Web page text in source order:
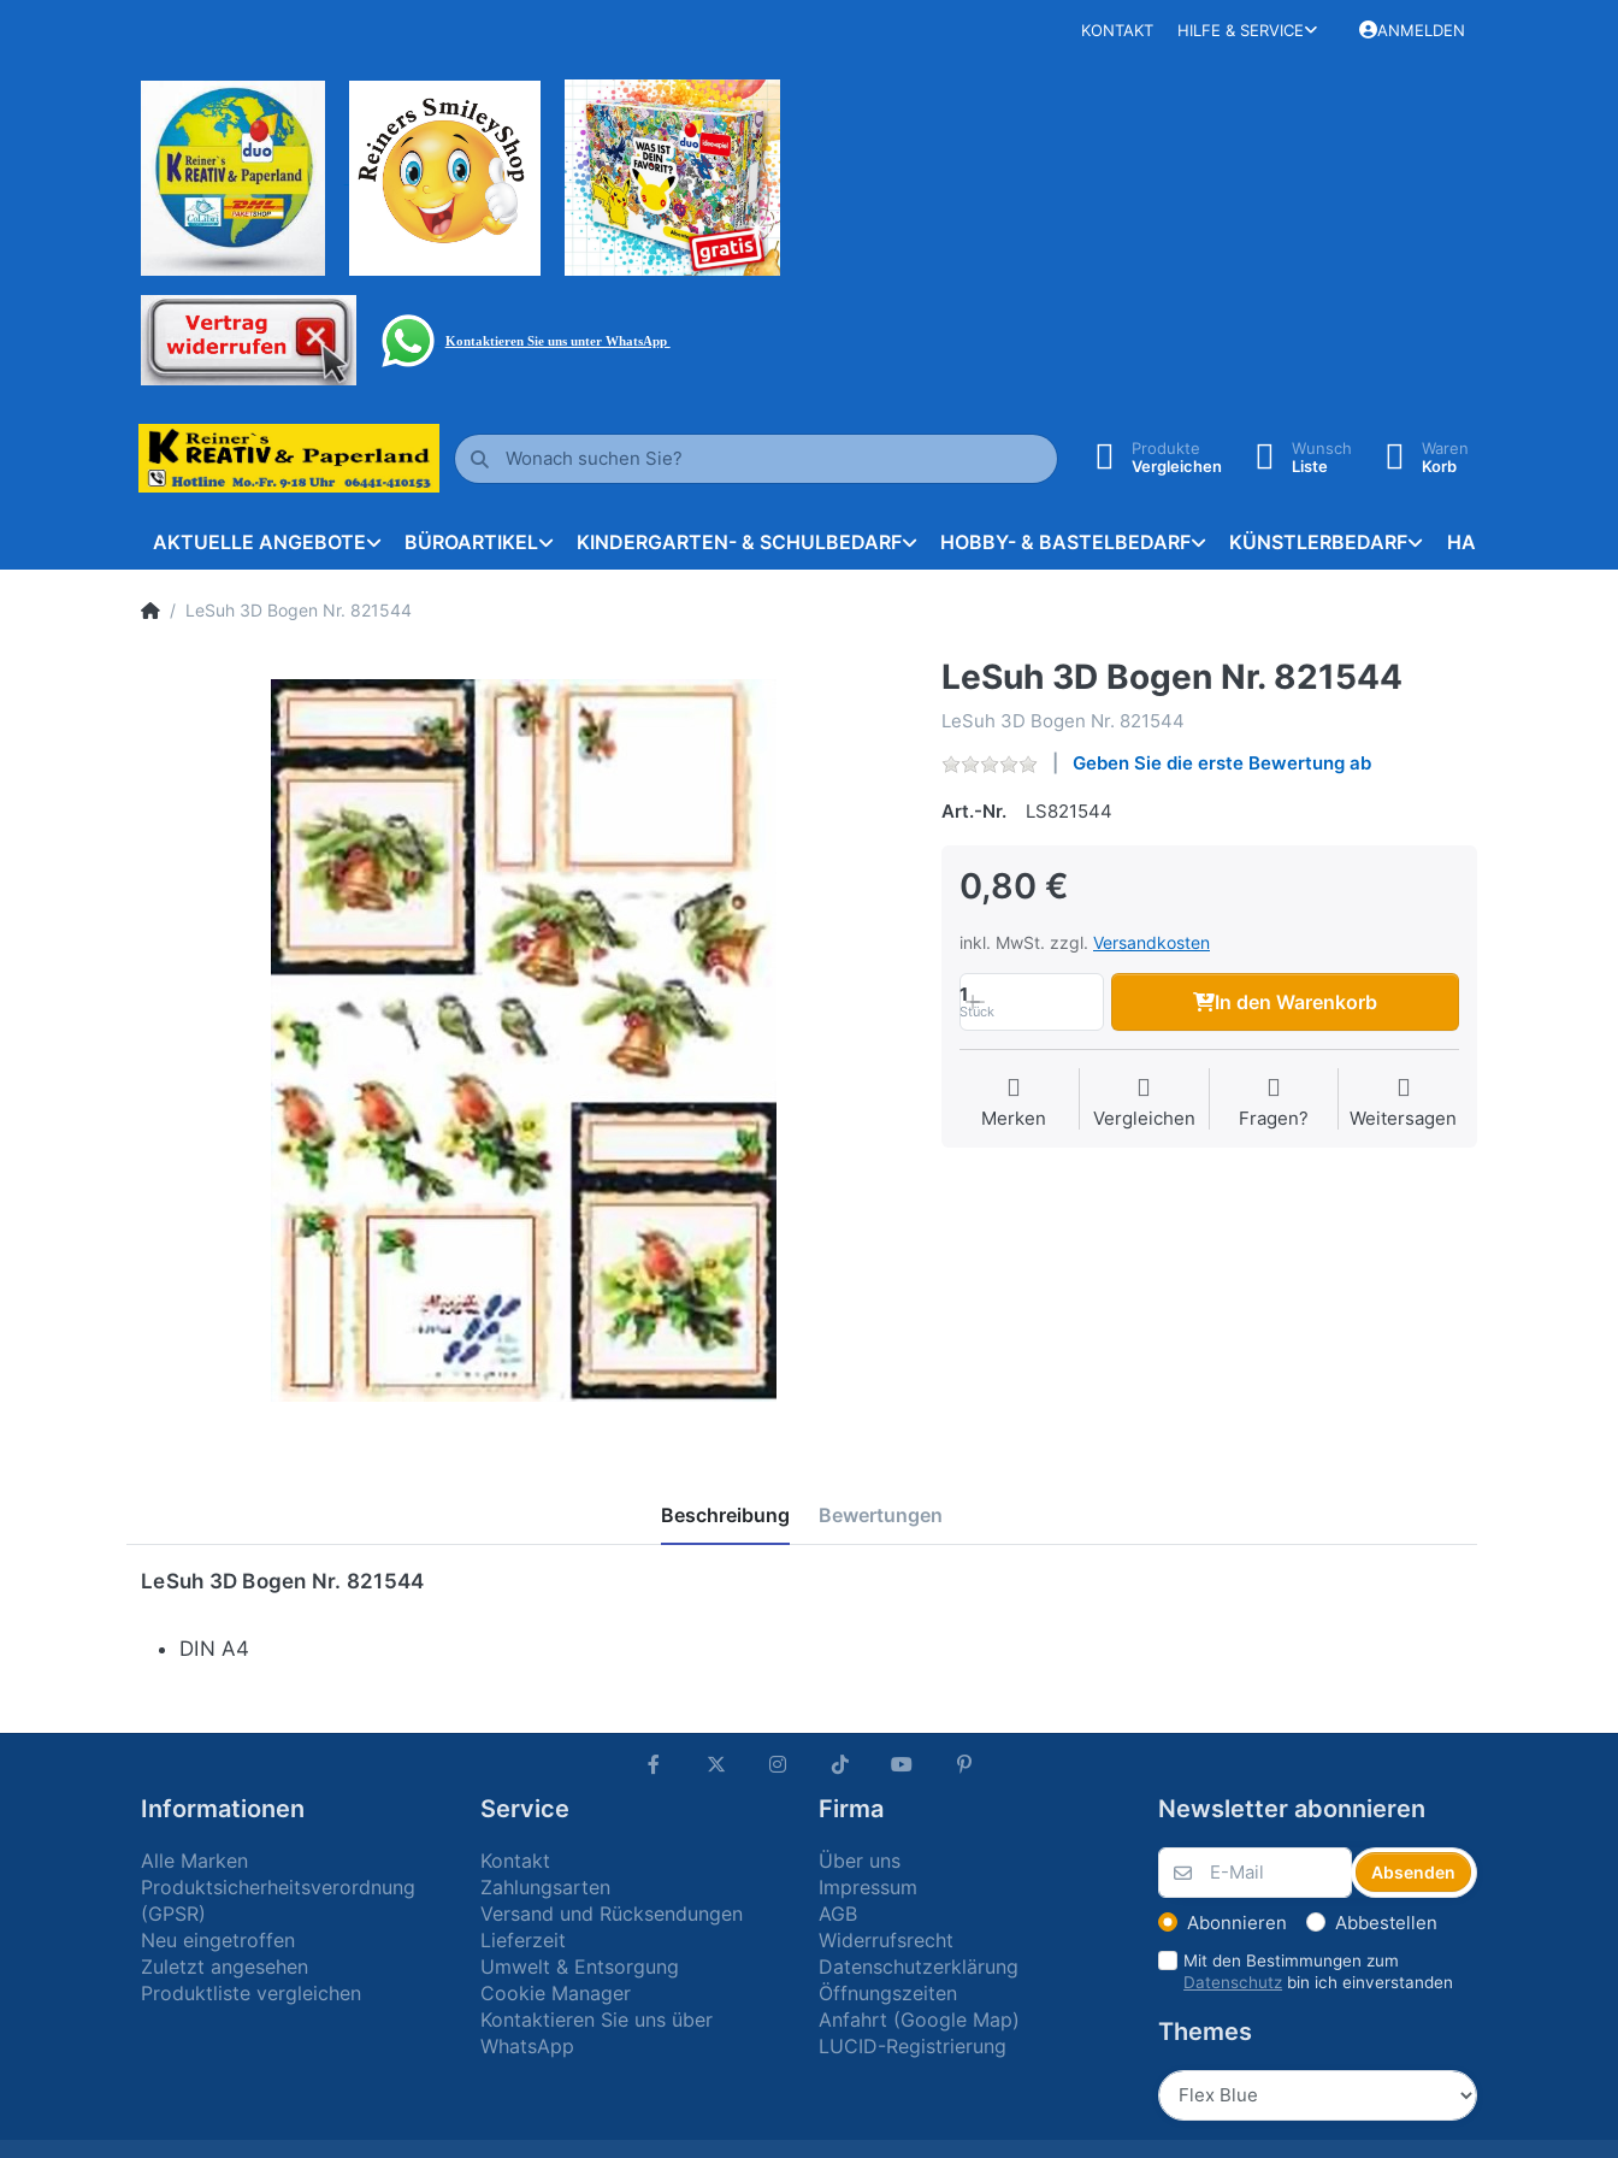
KONTAKT HILFE & SERVICE ANMELDEN
Kontaktieren Sie uns unter WhatsApp
Produkte
Vergleichen
Wunsch
Liste
Waren
Korb
AKTUELLE ANGEBOTE BÜROARTIKEL KINDERGARTEN- & SCHULBEDARF HOBBY- & BASTELBEDARF KÜNSTLERBEDARF
LeSuh 3D Bogen Nr. 821544
LeSuh 3D Bogen Nr. 821544
LeSuh 3D Bogen Nr. 821544
Geben Sie die erste Bewertung ab
Art.-Nr. LS821544
0,80 €
inkl. MwSt. zzgl. Versandkosten
1
Stück In den Warenkorb
Merken Vergleichen Fragen? Weitersagen
Beschreibung Bewertungen
LeSuh 3D Bogen Nr. 821544
DIN A4
Informationen
Alle Marken
Produktsicherheitsverordnung
(GPSR)
Neu eingetroffen
Zuletzt angesehen
Produktliste vergleichen
Service
Kontakt
Zahlungsarten
Versand und Rücksendungen
Lieferzeit
Umwelt & Entsorgung
Cookie Manager
Kontaktieren Sie uns über
WhatsApp
Firma
Über uns
Impressum
AGB
Widerrufsrecht
Datenschutzerklärung
Öffnungszeiten
Anfahrt (Google Map)
LUCID-Registrierung
Newsletter abonnieren
Absenden
Abonnieren Abbestellen
Mit den Bestimmungen zum
Datenschutz bin ich einverstanden
Themes